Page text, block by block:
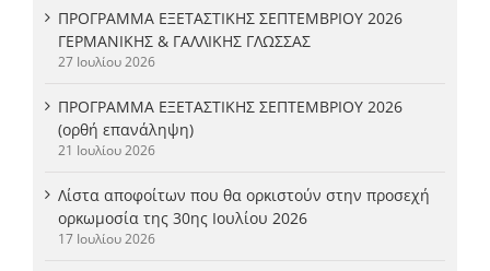
ΠΡΟΓΡΑΜΜΑ ΕΞΕΤΑΣΤΙΚΗΣ ΣΕΠΤΕΜΒΡΙΟΥ 2026
ΓΕΡΜΑΝΙΚΗΣ & ΓΑΛΛΙΚΗΣ ΓΛΩΣΣΑΣ
27 Ιουλίου 2026
ΠΡΟΓΡΑΜΜΑ ΕΞΕΤΑΣΤΙΚΗΣ ΣΕΠΤΕΜΒΡΙΟΥ 2026
(ορθή επανάληψη)
21 Ιουλίου 2026
Λίστα αποφοίτων που θα ορκιστούν στην προσεχή
ορκωμοσία της 30ης Ιουλίου 2026
17 Ιουλίου 2026